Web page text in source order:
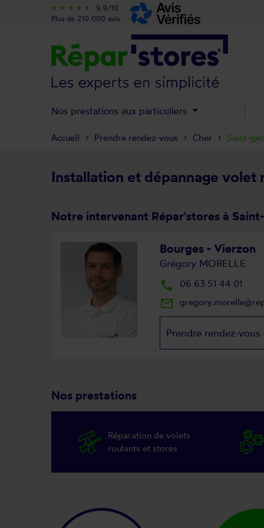
Installation et dépannage volet
Notre intervenant Répar'stores à
Bourges - Vierzon
Grégory MORELLE
local_phone 06 63 51 44 01
mail_outline
Prendre rendez-vous
Nos prestations
Réparation de volets
roulants et stores
Accueil Prendre rendez-vous Cher Saint-
star_rate star_rate star_rate star_rate star_rate
9.9/10
Plus de 210 000 avis
Nos prestations aux particuliers